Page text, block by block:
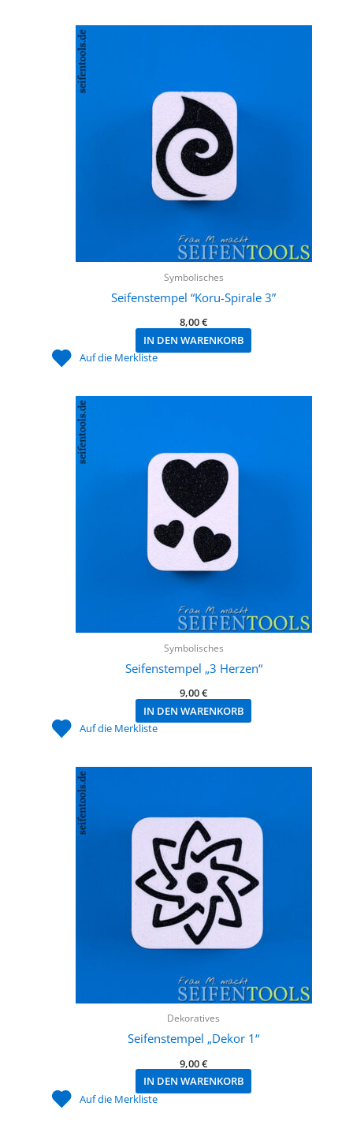
Symbolisches
Seifenstempel “Koru-Spirale 3”
8,00€
IN DEN WARENKORB
Auf die Merkliste
Symbolisches
Seifenstempel „3 Herzen“
9,00€
IN DEN WARENKORB
Auf die Merkliste
Dekoratives
Seifenstempel „Dekor 1“
9,00€
IN DEN WARENKORB
Auf die Merkliste